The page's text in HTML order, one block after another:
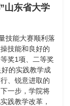
山东省大学
技能大赛顺利落
技能和良好的
奖1项、二等奖
的实践教学成
、锐意进取的
一步，学院将
践教学改革，